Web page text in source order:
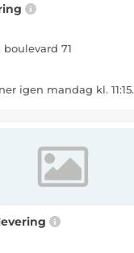
71
igen mandag kl. 11:15.